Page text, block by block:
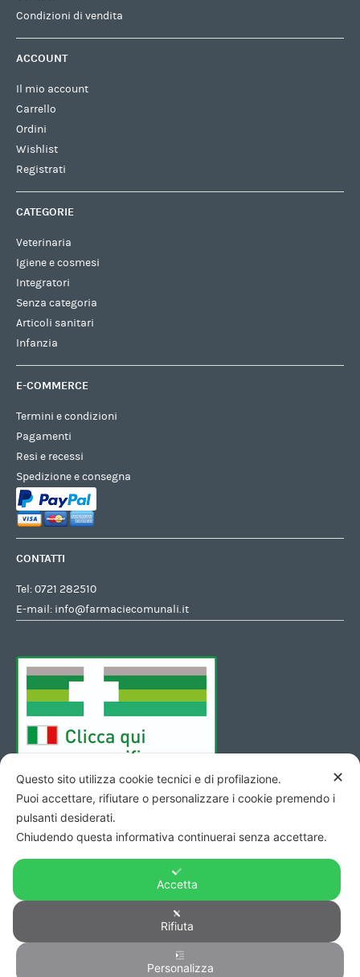
Condizioni di vendita
ACCOUNT
Il mio account
Carrello
Ordini
Wishlist
Registrati
CATEGORIE
Veterinaria
Igiene e cosmesi
Integratori
Senza categoria
Articoli sanitari
Infanzia
E-COMMERCE
Termini e condizioni
Pagamenti
Resi e recessi
Spedizione e consegna
CONTATTI
Tel:0721 282510
E-mail: info@farmaciecomunali.it
Copyright © 2026 - Codice Fiscale/Partita Iva 01423690419 R.E.A.
di Pesaro n. 140952 -
✕
Questo sito utilizza cookie tecnici e di profilazione.
Puoi accettare, rifiutare o personalizzare i cookie premendo i
pulsanti desiderati.
Chiudendo questa informativa continuerai senza accettare.
Accetta
Rifiuta
Personalizza